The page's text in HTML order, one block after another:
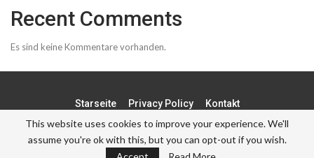
Recent Comments
Es sind keine Kommentare vorhanden.
Starseite Privacy Policy Kontakt
© - . All Rights Reserved.
This website uses cookies to improve your experience. We'll
assume you're ok with this, but you can opt-out if you wish.